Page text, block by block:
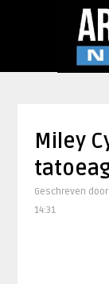
Miley
Geschreven door
14:31